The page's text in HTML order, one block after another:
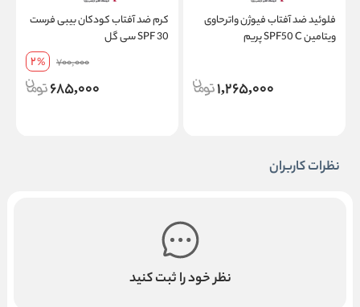
فلوئید ضد آفتاب فیوژن واترحاوی
ویتامین SPF50 C پریم
1,265,000
کرم ضد آفتاب کودکان بیبی فرست
SPF 30 سی گل
700,000
2%
685,000
نظرات کاربران
نظر خود را ثبت کنید